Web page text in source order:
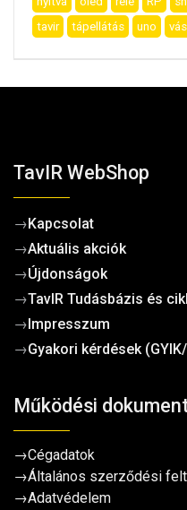
tavir
tápellátás uno
TavIR WebShop
→Kapcsolat
→Aktuális akciók
→Újdonságok
→TavIR Tudásbázis és
→ Impresszum
→Gyakori kérdések
Működési
→Cégadatok
→Általános szerződési
→Adatvédelem